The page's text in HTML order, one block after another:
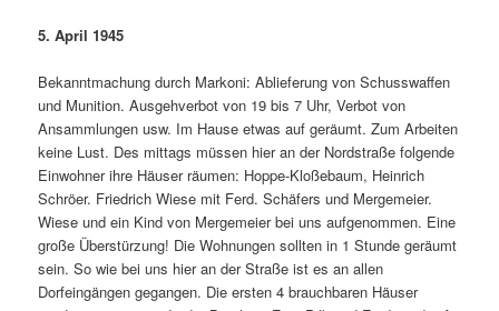
5. April 1945
Bekanntmachung durch Markoni: Ablieferung von Schusswaffen
und Munition. Ausgehverbot von 19 bis 7 Uhr, Verbot von
Ansammlungen usw. Im Hause etwas auf­ geräumt. Zum Arbeiten
keine Lust. Des mittags müssen hier an der Nordstraße folgende
Einwohner ihre Häuser räumen: Hoppe-Kloßebaum, Heinrich
Schröer. Friedrich Wiese mit Ferd. Schäfers und Mergemeier.
Wiese und ein Kind von Mergemeier bei uns aufgenommen. Eine
große Überstürzung! Die Wohnungen sollten in 1 Stunde geräumt
sein. So wie bei uns hier an der Straße ist es an allen
Dorfeingängen gegangen. Die ersten 4 brauchbaren Häuser